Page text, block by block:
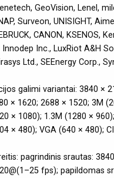
GeoVision, Lenel,
Surveon, UNISIGHT,
CANON, KSENOS,
Inc., LuxRiot A&H
Ltd., SEEnergy Corp.,
galimi variantai: 3840 ×
× 1620; 2688 × 1520; 3M
× 1080); 1.3M (1280 ×
× 480); VGA (640 × 480);
pagrindinis srautas:
fps); papildomas